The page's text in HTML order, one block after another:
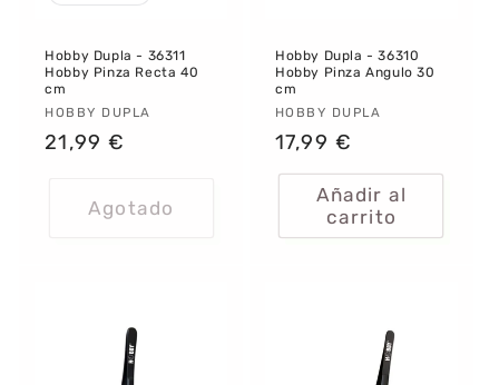
Hobby Dupla - 36311
Hobby Pinza Recta 40
cm
Proveedor:
HOBBY DUPLA
Precio
21,99 €
Agotado
Hobby Dupla - 36310
Hobby Pinza Angulo 30
cm
Proveedor:
HOBBY DUPLA
Precio
habitual
17,99 €
Añadir al
carrito